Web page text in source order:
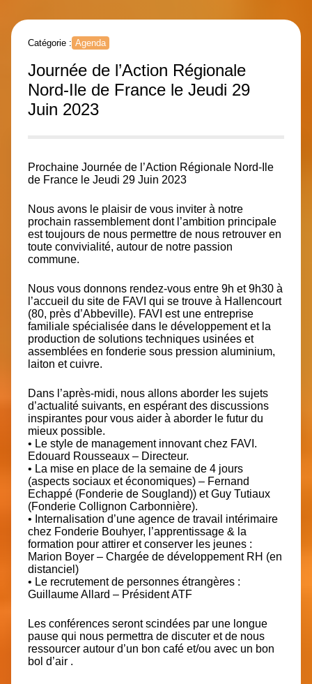
Catégorie : Agenda
Journée de l’Action Régionale
Nord-Ile de France le Jeudi 29
Juin 2023
Prochaine Journée de l’Action Régionale Nord-Ile
de France le Jeudi 29 Juin 2023
Nous avons le plaisir de vous inviter à notre
prochain rassemblement dont l’ambition principale
est toujours de nous permettre de nous retrouver en
toute convivialité, autour de notre passion
commune.
Nous vous donnons rendez-vous entre 9h et 9h30 à
l’accueil du site de FAVI qui se trouve à Hallencourt
(80, près d’Abbeville). FAVI est une entreprise
familiale spécialisée dans le développement et la
production de solutions techniques usinées et
assemblées en fonderie sous pression aluminium,
laiton et cuivre.
Dans l’après-midi, nous allons aborder les sujets
d’actualité suivants, en espérant des discussions
inspirantes pour vous aider à aborder le futur du
mieux possible.
• Le style de management innovant chez FAVI.
Edouard Rousseaux – Directeur.
• La mise en place de la semaine de 4 jours
(aspects sociaux et économiques) – Fernand
Echappé (Fonderie de Sougland)) et Guy Tutiaux
(Fonderie Collignon Carbonnière).
• Internalisation d’une agence de travail intérimaire
chez Fonderie Bouhyer, l’apprentissage & la
formation pour attirer et conserver les jeunes :
Marion Boyer – Chargée de développement RH (en
distanciel)
• Le recrutement de personnes étrangères :
Guillaume Allard – Président ATF
Les conférences seront scindées par une longue
pause qui nous permettra de discuter et de nous
ressourcer autour d’un bon café et/ou avec un bon
bol d’air .